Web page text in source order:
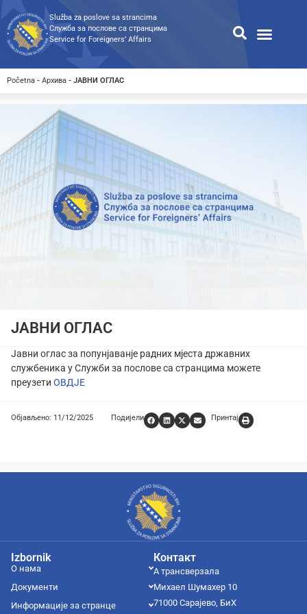
Služba za poslove sa strancima
Служба за послове са странцима
Service for Foreigners’ Affairs
Početna - Архива - ЈАВНИ ОГЛАС
ЈАВНИ ОГЛАС
Јавни оглас за попунјаванје радних мјеста државних
службеника у Служби за послове са странцима можете
преузети OВДЈЕ
Објављено: 11/12/2025 Подијели Принтај
Контакт
А трансверзала
Михаел Шумахер 10
71000 Сарајево, БиХ
Izbornik
О нама
Документи
Информације за странце